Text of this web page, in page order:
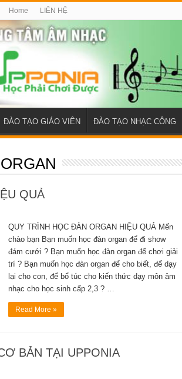
Home LIÊN HỆ
ĐÀO TẠO GIÁO VIÊN ĐÀO TẠO NHẠC CÔNG
QUẢ
QUY TRÌNH HỌC ĐÀN ORGAN HIỆU QUẢ Mến
chào bạn Bạn muốn học đàn organ để đi show
đám cưới ? Bạn muốn học đàn organ để chơi giải
trí ? Bạn muốn học đàn organ để cho biết, để dạy
lại cho con, để bổ túc cho kiến thức dạy môn âm
nhạc cho học sinh cấp 2,3 ? …
Read More »
BẢN TẠI UPPONIA